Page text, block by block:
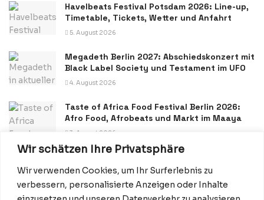
Wir schätzen Ihre Privatsphäre
Wir verwenden Cookies, um Ihr Surferlebnis zu
verbessern, personalisierte Anzeigen oder Inhalte
Havelbeats Festival Potsdam 2026: Line-up,
Timetable, Tickets, Wetter und Anfahrt
5. August 2026
Megadeth Berlin 2027: Abschiedskonzert mit
Black Label Society und Testament im UFO
4. August 2026
Taste of Africa Food Festival Berlin 2026:
Afro Food, Afrobeats und Markt im Maaya
3. August 2026